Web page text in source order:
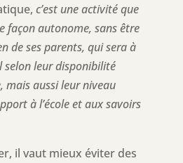
c’est une activité que
façon autonome, sans être
de ses parents, qui sera à
selon leur disponibilité
mais aussi leur niveau
à l’école et aux savoirs
il vaut mieux éviter des